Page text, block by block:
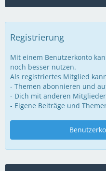
Registrierung
Mit einem Benutzerkonto
noch besser nutzen.
Als registriertes Mitglied
- Themen abonnieren und
- Dich mit anderen
- Eigene Beiträge und